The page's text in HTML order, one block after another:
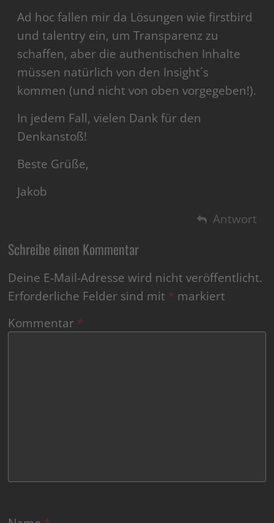
Ad hoc fallen mir da Lösungen wie firstbird
und talentry ein, um Transparenz zu
schaffen, aber die authentischen Inhalte
müssen natürlich von den Insight´s
kommen (und nicht von oben vorgegeben!).
In jedem Fall, vielen Dank für den
Denkanstoß!
Beste Grüße,
Jakob
Antwort
Schreibe einen Kommentar
Deine E-Mail-Adresse wird nicht veröffentlicht.
Erforderliche Felder sind mit * markiert
Kommentar *